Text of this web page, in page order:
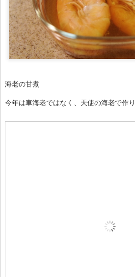
海老の甘煮
今年は車海老ではなく、天使の海老で作り